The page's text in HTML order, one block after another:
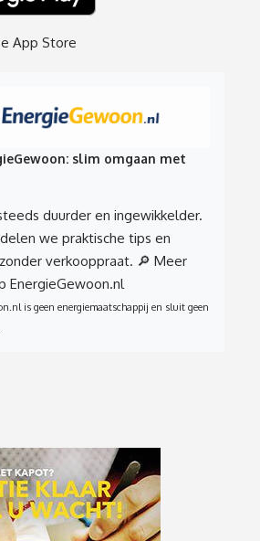
slim omgaan met
duurder en ingewikkelder.
we praktische tips en
verkooppraat. 🔎 Meer
EnergieGewoon.nl
is geen energiemaatschappij en sluit geen